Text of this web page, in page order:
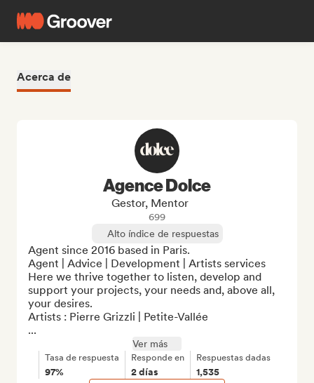
Acerca de
Agence Dolce
Gestor, Mentor
699
Alto índice de respuestas
Agent since 2016 based in Paris.
Agent | Advice | Development | Artists services
Here we thrive together to listen, develop and
support your projects, your needs and, above all,
your desires.
Artists : Pierre Grizzli | Petite-Vallée
...
Ver más
Tasa de respuesta
97%
Responde en
2 días
Respuestas dadas
1,535